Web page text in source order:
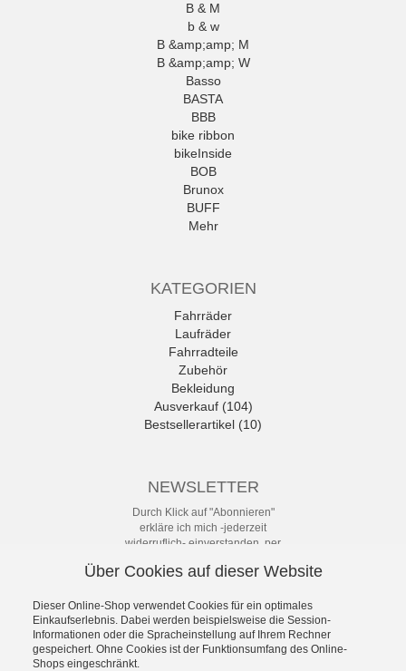
B & M
b & w
B &amp;amp; M
B &amp;amp; W
Basso
BASTA
BBB
bike ribbon
bikeInside
BOB
Brunox
BUFF
Mehr
KATEGORIEN
Fahrräder
Laufräder
Fahrradteile
Zubehör
Bekleidung
Ausverkauf (104)
Bestsellerartikel (10)
NEWSLETTER
Durch Klick auf "Abonnieren"
erkläre ich mich -jederzeit
widerruflich- einverstanden, per
Abständen über Angebote und
Datenschutzerklärung mit weiteren
Details habe ich zur Kenntnis
genommen.
Über Cookies auf dieser Website
Dieser Online-Shop verwendet Cookies für ein optimales
Einkaufserlebnis. Dabei werden beispielsweise die Session-
Informationen oder die Spracheinstellung auf Ihrem Rechner
gespeichert. Ohne Cookies ist der Funktionsumfang des Online-
Shops eingeschränkt.